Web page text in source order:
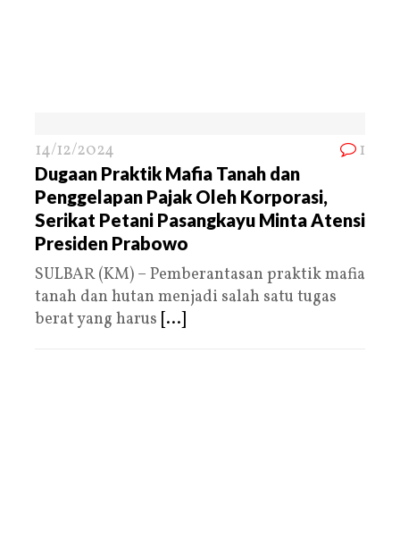
14/12/2024 1
Dugaan Praktik Mafia Tanah dan
Penggelapan Pajak Oleh Korporasi,
Serikat Petani Pasangkayu Minta Atensi
Presiden Prabowo
SULBAR (KM) – Pemberantasan praktik mafia
tanah dan hutan menjadi salah satu tugas
berat yang harus [...]